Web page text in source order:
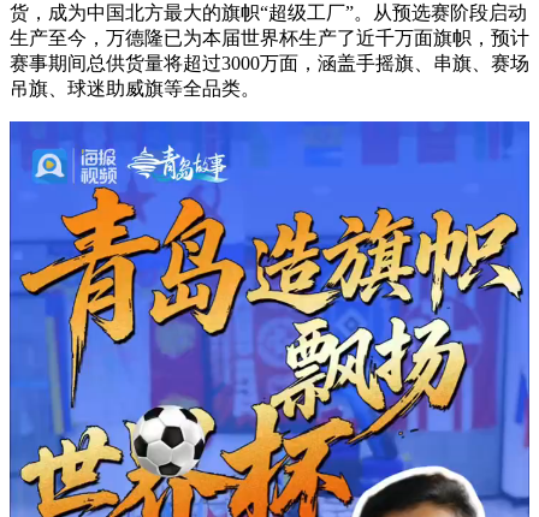
货，成为中国北方最大的旗帜“超级工厂”。从预选赛阶段启动
生产至今，万德隆已为本届世界杯生产了近千万面旗帜，预计
赛事期间总供货量将超过3000万面，涵盖手摇旗、串旗、赛场
吊旗、球迷助威旗等全品类。